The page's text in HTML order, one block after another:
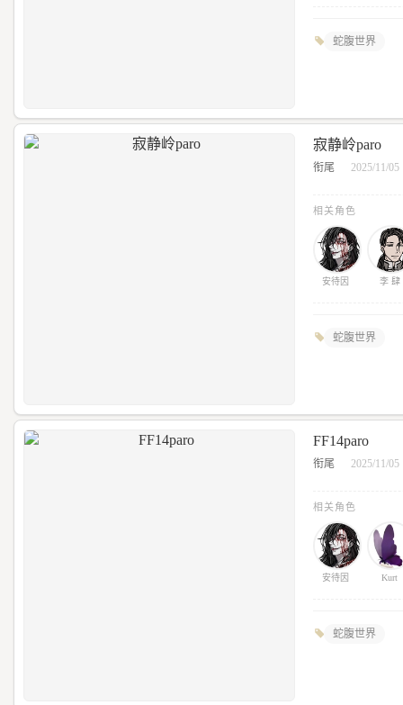
蛇腹世界
寂静岭paro
衔尾 2025/11/05
相关角色
安待因 李 肆
蛇腹世界
FF14paro
衔尾 2025/11/05
相关角色
安待因 Kurt
蛇腹世界